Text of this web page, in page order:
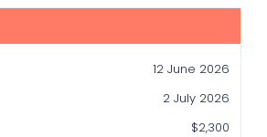
12 June 2026
2 July 2026
$2,300